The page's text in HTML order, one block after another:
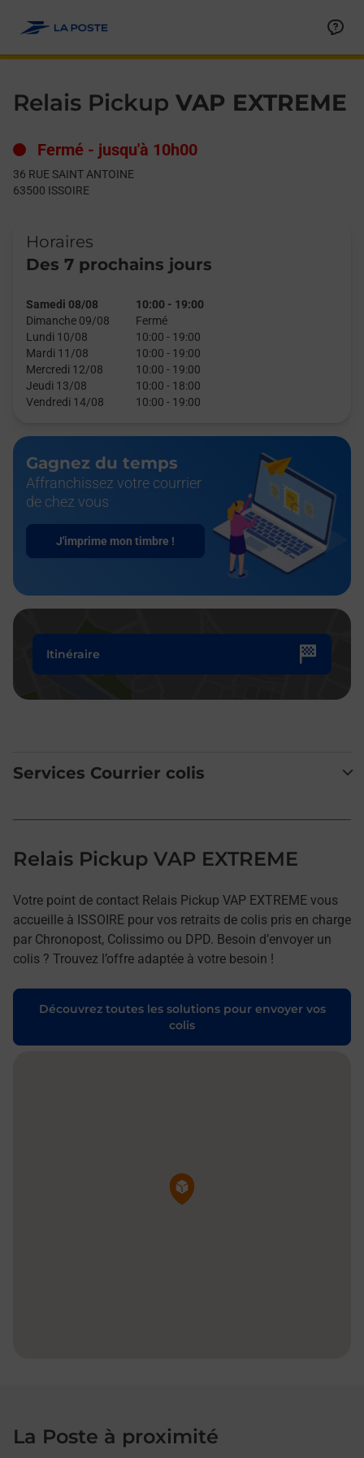
Relais Pickup VAP EXTREME
Fermé - jusqu'à 10h00
36 RUE SAINT ANTOINE
63500 ISSOIRE
Horaires
Des 7 prochains jours
Samedi 08/08 10:00 - 19:00
Dimanche 09/08
Fermé
Lundi 10/08
10:00 - 19:00
Mardi 11/08
10:00 - 19:00
Mercredi 12/08
10:00 - 19:00
Jeudi 13/08
10:00 - 18:00
Vendredi 14/08
10:00 - 19:00
Gagnez du temps
Affranchissez votre courrier
de chez vous
J'imprime mon timbre !
Itinéraire
Services Courrier colis
Relais Pickup VAP EXTREME
Votre point de contact Relais Pickup VAP EXTREME vous
accueille à ISSOIRE pour vos retraits de colis pris en charge
par Chronopost, Colissimo ou DPD. Besoin d’envoyer un
colis ? Trouvez l’offre adaptée à votre besoin !
Découvrez toutes les solutions pour envoyer vos
colis
Pin de la carte
La Poste à proximité